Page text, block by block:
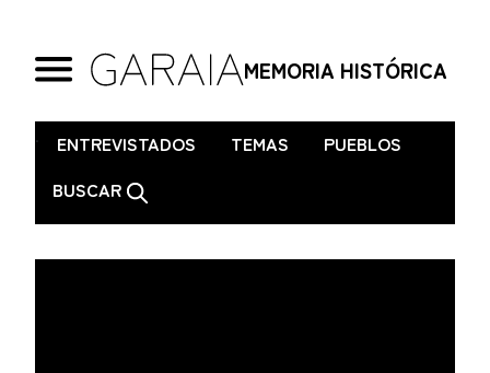
MEMORIA HISTÓRICA
. ENTREVISTADOS TEMAS
PUEBLOS
BUSCAR